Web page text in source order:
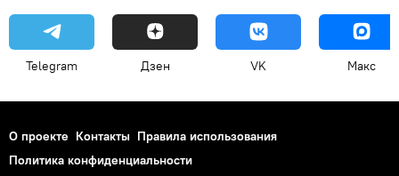
Telegram Дзен VK Макс
О проекте Контакты Правила использования
Политика конфиденциальности